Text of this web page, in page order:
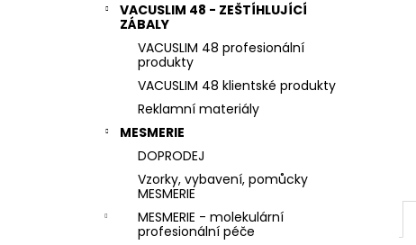
VACUSLIM 48 - ZEŠTÍHLUJÍCÍ
ZÁBALY
VACUSLIM 48 profesionální
produkty
VACUSLIM 48 klientské produkty
Reklamní materiály
MESMERIE
DOPRODEJ
Vzorky, vybavení, pomůcky
MESMERIE
MESMERIE - molekulární
profesionální péče